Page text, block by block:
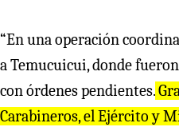
“En una operación
a Temucuicui, donde
con órdenes pendientes.
Carabineros, el Ejército y